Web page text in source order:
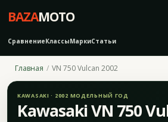
BAZAMOTO
СравнениеКлассыМаркиСтатьи
Главная VN 750 Vulcan 2002
KAWASAKI · 2002 МОДЕЛЬНЫЙ ГОД
Kawasaki VN 750